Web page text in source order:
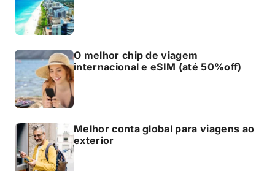
O melhor chip de viagem
internacional e eSIM (até 50%off)
Melhor conta global para viagens ao
exterior